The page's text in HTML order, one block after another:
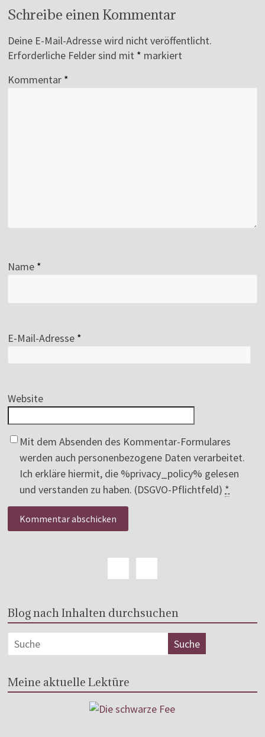
Schreibe einen Kommentar
Deine E-Mail-Adresse wird nicht veröffentlicht.
Erforderliche Felder sind mit * markiert
Kommentar *
Name *
E-Mail-Adresse *
Website
Mit dem Absenden des Kommentar-Formulares
werden auch personenbezogene Daten verarbeitet.
Ich erkläre hiermit, die %privacy_policy% gelesen
und verstanden zu haben. (DSGVO-Pflichtfeld) *
Blog nach Inhalten durchsuchen
Meine aktuelle Lektüre